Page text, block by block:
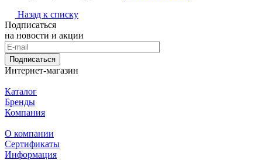
Назад к списку
Подписаться
на новости и акции
Подписаться
Интернет-магазин
Каталог
Бренды
Компания
О компании
Сертификаты
Информация